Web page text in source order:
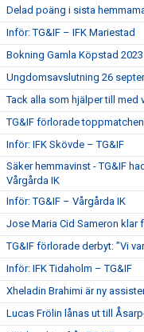
Delad poäng i sista
Inför: TG&IF – IFK Mariestad
Bokning Gamla Köpstad 2023
Ungdomsavslutning 26
Tack alla som hjälper till med
TG&IF förlorade
Inför: IFK Skövde – TG&IF
Säker hemmavinst - TG&IF
Vårgårda IK
Inför: TG&IF – Vårgårda IK
Jose Maria Cid Sameron klar
TG&IF förlorade derbyt: ”Vi
Inför: IFK Tidaholm – TG&IF
Xheladin Brahimi är ny
Lucas Frölin lånas ut till